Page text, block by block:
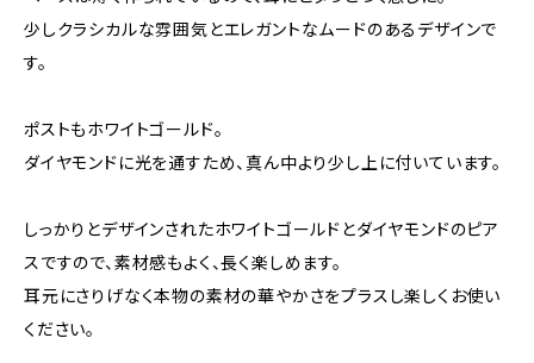
少しクラシカルな雰囲気とエレガントなムードのあるデザインで
す。
ポストもホワイトゴールド。
ダイヤモンドに光を通すため、真ん中より少し上に付いています。
しっかりとデザインされたホワイトゴールドとダイヤモンドのピア
スですので、素材感もよく、長く楽しめます。
耳元にさりげなく本物の素材の華やかさをプラスし楽しくお使い
ください。